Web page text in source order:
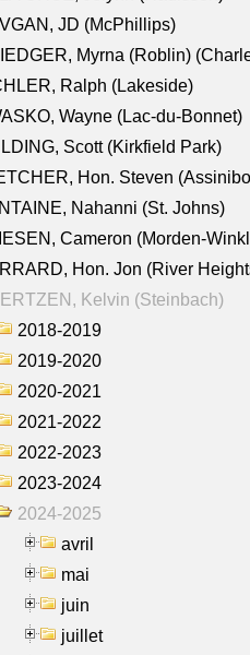
JD (McPhillips)
Myrna (Roblin)
Ralph (Lakeside)
Wayne (Lac-du-Bonnet)
Scott (Kirkfield Park)
Hon. Steven
Nahanni (St. Johns)
Cameron (Morden-
Hon. Jon (River
Kelvin (Steinbach)
2018-2019
2019-2020
2020-2021
2021-2022
2022-2023
2023-2024
2024-2025
avril
mai
juin
juillet